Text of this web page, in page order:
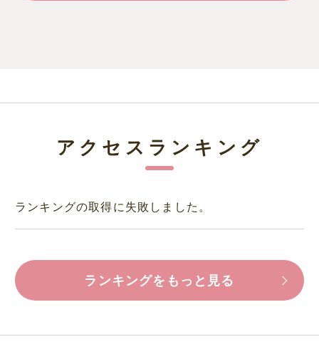
アクセスランキング
ランキングの取得に失敗しました。
ランキングをもっと見る